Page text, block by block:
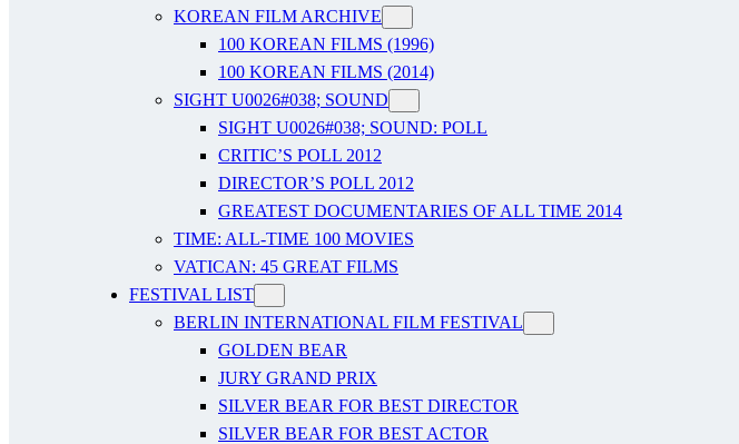
KOREAN FILM ARCHIVE
100 KOREAN FILMS (1996)
100 KOREAN FILMS (2014)
SIGHT U0026#038; SOUND
SIGHT U0026#038; SOUND: POLL
CRITIC’S POLL 2012
DIRECTOR’S POLL 2012
GREATEST DOCUMENTARIES OF ALL TIME 2014
TIME: ALL-TIME 100 MOVIES
VATICAN: 45 GREAT FILMS
FESTIVAL LIST
BERLIN INTERNATIONAL FILM FESTIVAL
GOLDEN BEAR
JURY GRAND PRIX
SILVER BEAR FOR BEST DIRECTOR
SILVER BEAR FOR BEST ACTOR